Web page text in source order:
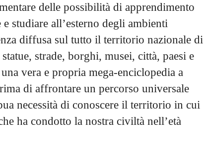
delle possibilità di apprendimento
studiare all’esterno degli ambienti
diffusa sul tutto il territorio nazionale di
strade, borghi, musei, città, paesi e
vera e propria mega-enciclopedia a
di affrontare un percorso universale
necessità di conoscere il territorio in cui
ha condotto la nostra civiltà nell’età